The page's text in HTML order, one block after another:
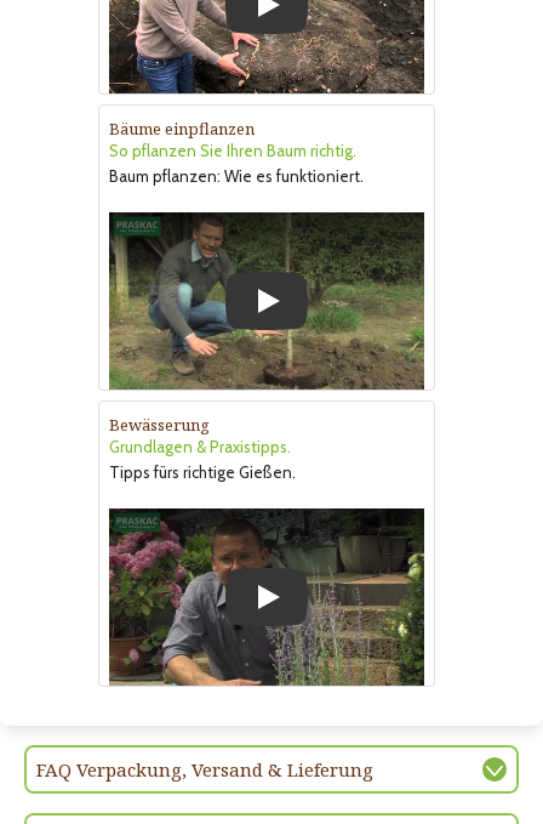
Bäume einpflanzen
So pflanzen Sie Ihren Baum richtig.
Baum pflanzen: Wie es funktioniert.
Bewässerung
Grundlagen & Praxistipps.
Tipps fürs richtige Gießen.
FAQ Verpackung, Versand & Lieferung